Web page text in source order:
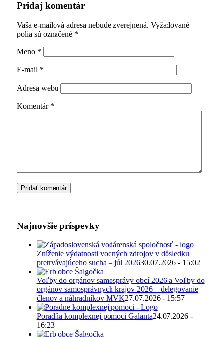
Pridaj komentár
Vaša e-mailová adresa nebude zverejnená. Vyžadované
polia sú označené *
Meno *
E-mail *
Adresa webu
Komentár *
Najnovšie príspevky
Zníženie výdatnosti vodných zdrojov v dôsledku
pretrvávajúceho sucha – júl 202630.07.2026 - 15:02
Voľby do orgánov samosprávy obcí 2026 a Voľby do
orgánov samosprávnych krajov 2026 – delegovanie
členov a náhradníkov MVK27.07.2026 - 15:57
Poradňa komplexnej pomoci Galanta24.07.2026 -
16:23